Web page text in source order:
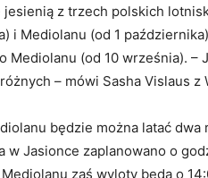
jesienią z trzech polskich
i Mediolanu (od 1
Mediolanu (od 10 września). –
– mówi Sasha Vislaus z
będzie można latać
w Jasionce zaplanowano o
zaś wyloty będą o